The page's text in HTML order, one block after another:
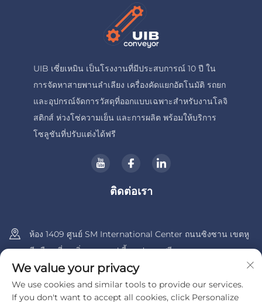
UIB เซี่ยเหมิน เป็นโรงงานที่มีประสบการณ์ 10 ปี ใน
การจัดหาสายพานลำเลียง เครื่องคัดแยกอัตโนมัติ รถยก
และอุปกรณ์จัดการวัสดุที่ออกแบบเฉพาะสำหรับงานโลจิ
สติกส์ ห่วงโซ่ความเย็น และการผลิต พร้อมให้บริการ
โซลูชันที่ปรับแต่งได้ฟรี
ติดต่อเรา
ห้อง 1409 ศูนย์ SM International Center ถนนซิงซาน เขตหู
ลี เมืองเซี่ยเหมิ่น มณฑลฝูเจี้ยน ประเทศจีน
+86-13600956803
We value your privacy
We use cookies and similar tools to provide our services.
If you don't want to accept all cookies, click Personalize